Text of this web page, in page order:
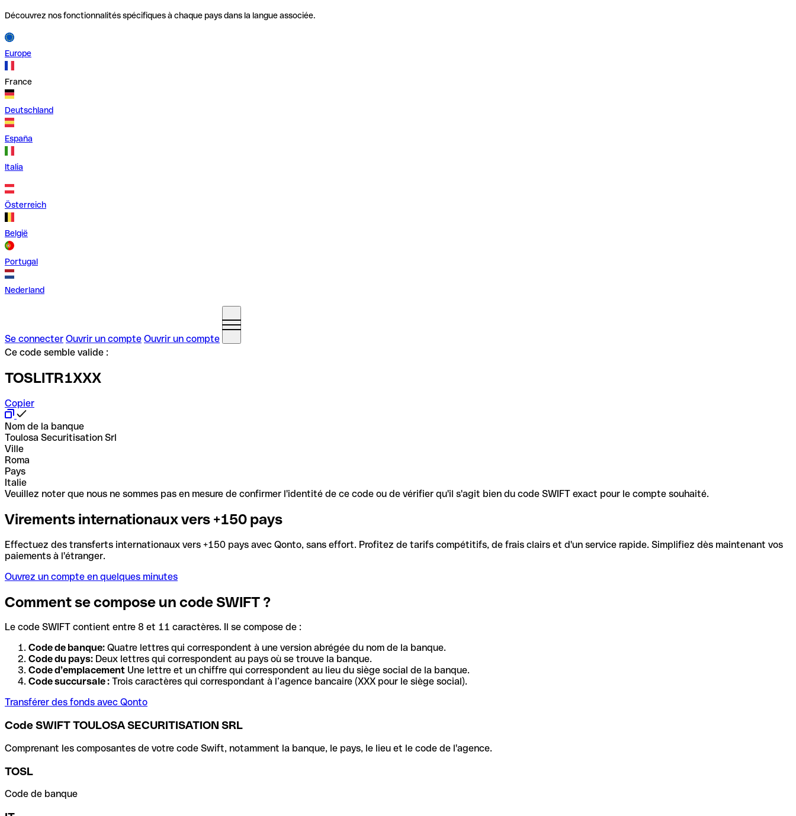
Découvrez nos fonctionnalités spécifiques à chaque pays dans la langue associée.
Europe
France
Deutschland
España
Italia
Österreich
België
Portugal
Nederland
Se connecter Ouvrir un compte Ouvrir un compte
Ce code semble valide :
TOSLITR1XXX
Copier
Nom de la banque
Toulosa Securitisation Srl
Ville
Roma
Pays
Italie
Veuillez noter que nous ne sommes pas en mesure de confirmer l'identité de ce code ou de vérifier qu'il s'agit bien du code SWIFT exact pour le compte souhaité.
Virements internationaux vers +150 pays
Effectuez des transferts internationaux vers +150 pays avec Qonto, sans effort. Profitez de tarifs compétitifs, de frais clairs et d'un service rapide. Simplifiez dès maintenant vos
paiements à l'étranger.
Ouvrez un compte en quelques minutes
Comment se compose un code SWIFT ?
Le code SWIFT contient entre 8 et 11 caractères. Il se compose de :
Code de banque: Quatre lettres qui correspondent à une version abrégée du nom de la banque.
Code du pays: Deux lettres qui correspondent au pays où se trouve la banque.
Code d’emplacement Une lettre et un chiffre qui correspondent au lieu du siège social de la banque.
Code succursale : Trois caractères qui correspondant à l’agence bancaire (XXX pour le siège social).
Transférer des fonds avec Qonto
Code SWIFT TOULOSA SECURITISATION SRL
Comprenant les composantes de votre code Swift, notamment la banque, le pays, le lieu et le code de l'agence.
TOSL
Code de banque